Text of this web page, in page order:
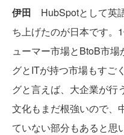
伊田 HubSpotとして英
ち上げたのが日本です。
ューマー市場とBtoB市
グとITが持つ市場もすご
グと言えば、大企業が行
文化もまだ根強いので、
ていない部分もあると思